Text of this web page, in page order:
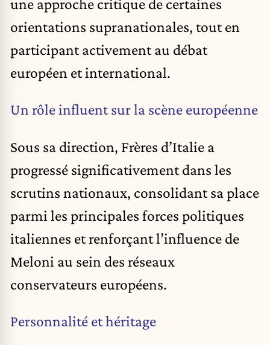
une approche critique de certaines
orientations supranationales, tout en
participant activement au débat
européen et international.
Un rôle influent sur la scène européenne
Sous sa direction, Frères d’Italie a
progressé significativement dans les
scrutins nationaux, consolidant sa place
parmi les principales forces politiques
italiennes et renforçant l’influence de
Meloni au sein des réseaux
conservateurs européens.
Personnalité et héritage